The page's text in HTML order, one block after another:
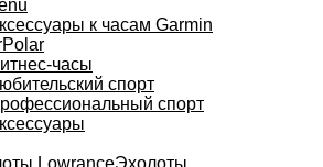
к часам Garmin
Polar
часы
спорт
спорт
Эхолоты